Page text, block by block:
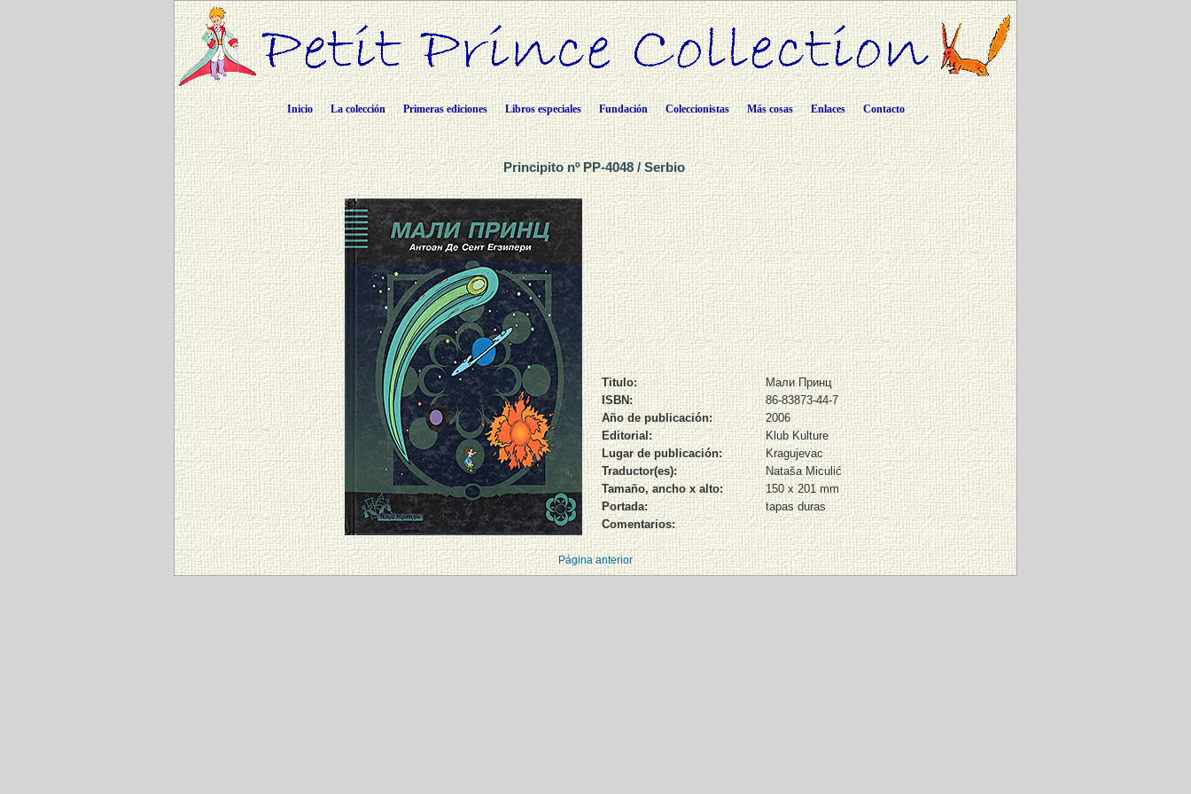
Inicio La colección Primeras ediciones Libros especiales Fundación Coleccionistas Más cosas Enlaces Contacto
Principito nº PP-4048 / Serbio
Titulo:
Мали Принц
ISBN:
86-83873-44-7
Año de publicación:
2006
Editorial:
Klub Kulture
Lugar de publicación:
Kragujevac
Traductor(es):
Nataša Miculić
Tamaño, ancho x alto:
150 x 201 mm
Portada:
tapas duras
Comentarios:
Página anterior